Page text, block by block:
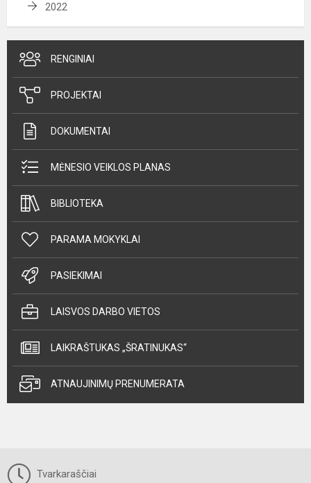
2022
RENGINIAI
PROJEKTAI
DOKUMENTAI
MĖNESIO VEIKLOS PLANAS
BIBLIOTEKA
PARAMA MOKYKLAI
PASIEKIMAI
LAISVOS DARBO VIETOS
LAIKRAŠTUKAS „ŠRATINUKAS“
ATNAUJINIMŲ PRENUMERATA
Tvarkaraščiai